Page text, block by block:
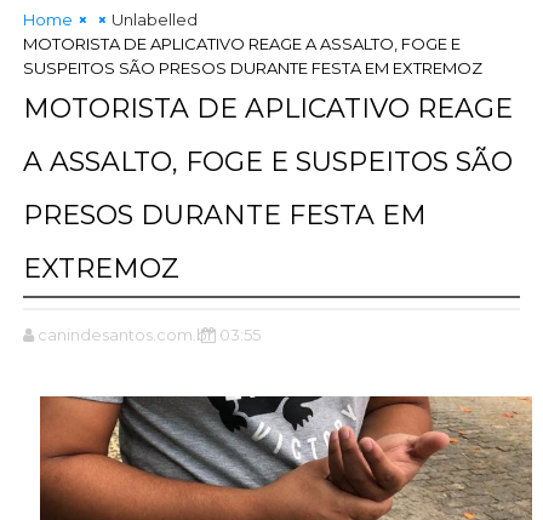
Home
Unlabelled
MOTORISTA DE APLICATIVO REAGE A ASSALTO, FOGE E
SUSPEITOS SÃO PRESOS DURANTE FESTA EM EXTREMOZ
MOTORISTA DE APLICATIVO REAGE
A ASSALTO, FOGE E SUSPEITOS SÃO
PRESOS DURANTE FESTA EM
EXTREMOZ
canindesantos.com.br 03:55